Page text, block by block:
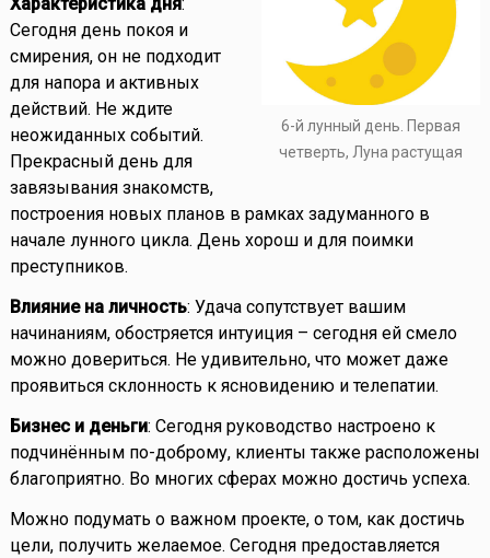
6-й лунный день. Первая
четверть, Луна растущая
Сегодня день покоя и
смирения, он не подходит
для напора и активных
действий. Не ждите
неожиданных событий.
Прекрасный день для
завязывания знакомств,
построения новых планов в рамках задуманного в
начале лунного цикла. День хорош и для поимки
преступников.
Влияние на личность: Удача сопутствует вашим
начинаниям, обостряется интуиция – сегодня ей смело
можно довериться. Не удивительно, что может даже
проявиться склонность к ясновидению и телепатии.
Бизнес и деньги: Сегодня руководство настроено к
подчинённым по-доброму, клиенты также расположены
благоприятно. Во многих сферах можно достичь успеха.
Можно подумать о важном проекте, о том, как достичь
цели, получить желаемое. Сегодня предоставляется